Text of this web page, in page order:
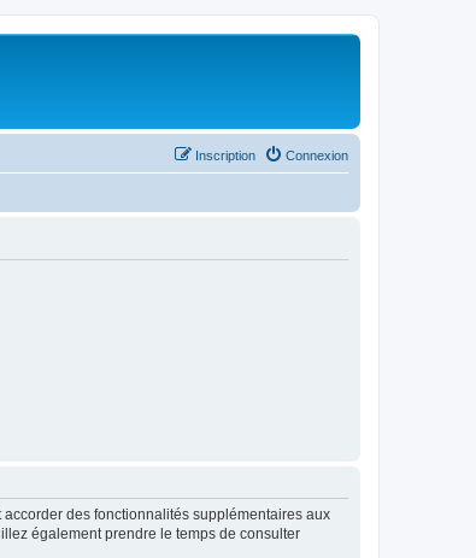
Connexion
Inscription
des fonctionnalités supplémentaires aux
également prendre le temps de consulter